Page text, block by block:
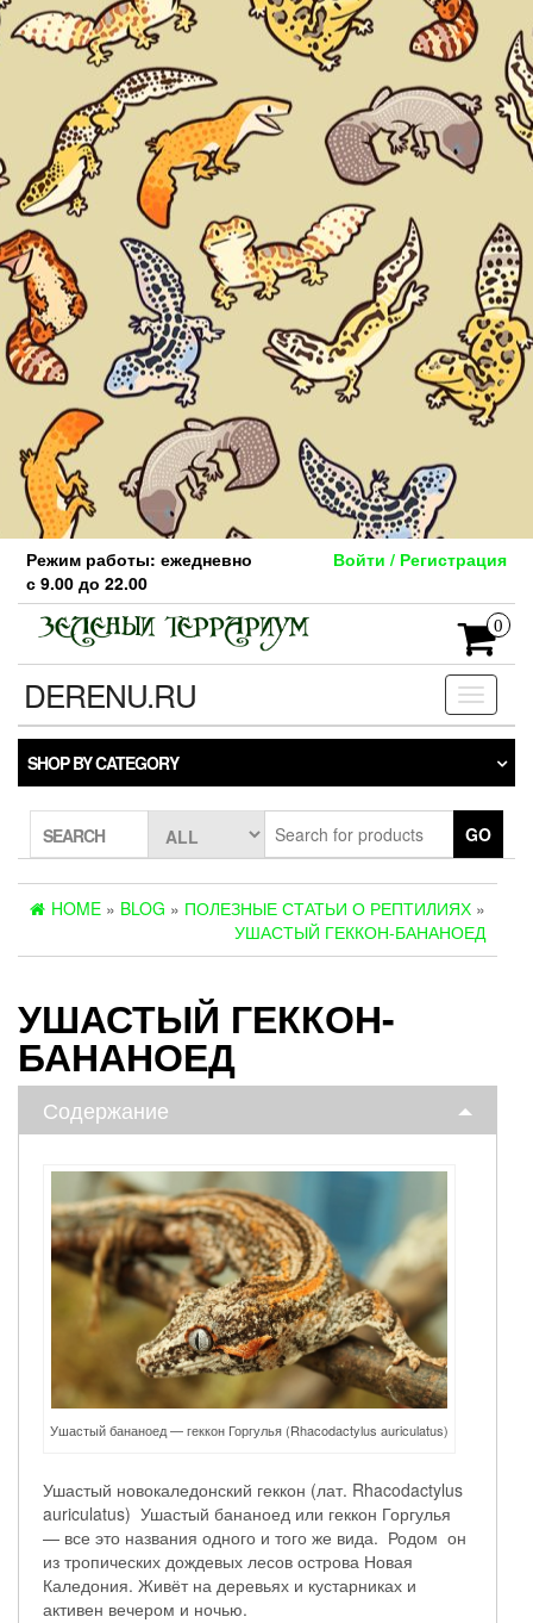
Skip
the
content
Режим работы: ежедневно
с 9.00 до 22.00
Войти / Регистрация
0
Toggle
DERENU.RU
SHOP BY CATEGORY
SEARCH GO
HOME » BLOG » ПОЛЕЗНЫЕ СТАТЬИ О РЕПТИЛИЯХ »
УШАСТЫЙ ГЕККОН-БАНАНОЕД
УШАСТЫЙ ГЕККОН-
БАНАНОЕД
Содержание
Ушастый бананоед — геккон Горгулья (Rhacodactylus auriculatus)
Ушастый новокаледонский геккон (лат. Rhacodactylus
auriculatus) Ушастый бананоед или геккон Горгулья
— все это названия одного и того же вида. Родом он
из тропических дождевых лесов острова Новая
Каледония. Живёт на деревьях и кустарниках и
активен вечером и ночью.